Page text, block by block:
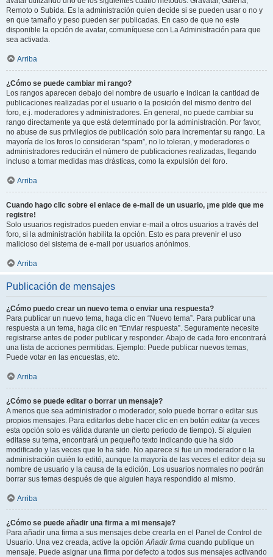
Remoto o Subida. Es la administración quien decide si se pueden usar o no y
en que tamaño y peso pueden ser publicadas. En caso de que no este
disponible la opción de avatar, comuníquese con La Administración para que
sea activada.
Arriba
¿Cómo se puede cambiar mi rango?
Los rangos aparecen debajo del nombre de usuario e indican la cantidad de
publicaciones realizadas por el usuario o la posición del mismo dentro del
foro, e.j. moderadores y administradores. En general, no puede cambiar su
rango directamente ya que está determinado por la administración. Por favor,
no abuse de sus privilegios de publicación solo para incrementar su rango. La
mayoría de los foros lo consideran “spam”, no lo toleran, y moderadores o
administradores reducirán el número de publicaciones realizadas, llegando
incluso a tomar medidas mas drásticas, como la expulsión del foro.
Arriba
Cuando hago clic sobre el enlace de e-mail de un usuario, ¡me pide que me
registre!
Solo usuarios registrados pueden enviar e-mail a otros usuarios a través del
foro, si la administración habilita la opción. Esto es para prevenir el uso
malicioso del sistema de e-mail por usuarios anónimos.
Arriba
Publicación de mensajes
¿Cómo puedo crear un nuevo tema o enviar una respuesta?
Para publicar un nuevo tema, haga clic en “Nuevo tema”. Para publicar una
respuesta a un tema, haga clic en “Enviar respuesta”. Seguramente necesite
registrarse antes de poder publicar y responder. Abajo de cada foro encontrará
una lista de acciones permitidas. Ejemplo: Puede publicar nuevos temas,
Puede votar en las encuestas, etc.
Arriba
¿Cómo se puede editar o borrar un mensaje?
A menos que sea administrador o moderador, solo puede borrar o editar sus
propios mensajes. Para editarlos debe hacer clic en en botón editar(a veces
esta opción solo es válida durante un cierto periodo de tiempo). Si alguien
editase su tema, encontrará un pequeño texto indicando que ha sido
modificado y las veces que lo ha sido. No aparece si fue un moderador o la
administración quién lo editó, aunque la mayoría de las veces el editor deja su
nombre de usuario y la causa de la edición. Los usuarios normales no podrán
borrar sus temas después de que alguien haya respondido al mismo.
Arriba
¿Cómo se puede añadir una firma a mi mensaje?
Para añadir una firma a sus mensajes debe crearla en el Panel de Control de
Usuario. Una vez creada, active la opciónAñadir firma cuando publique un
mensaje. Puede asignar una firma por defecto a todos sus mensajes activando